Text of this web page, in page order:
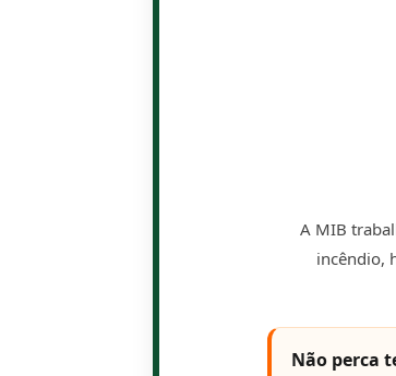
A MIB
incêndio,
Não perca